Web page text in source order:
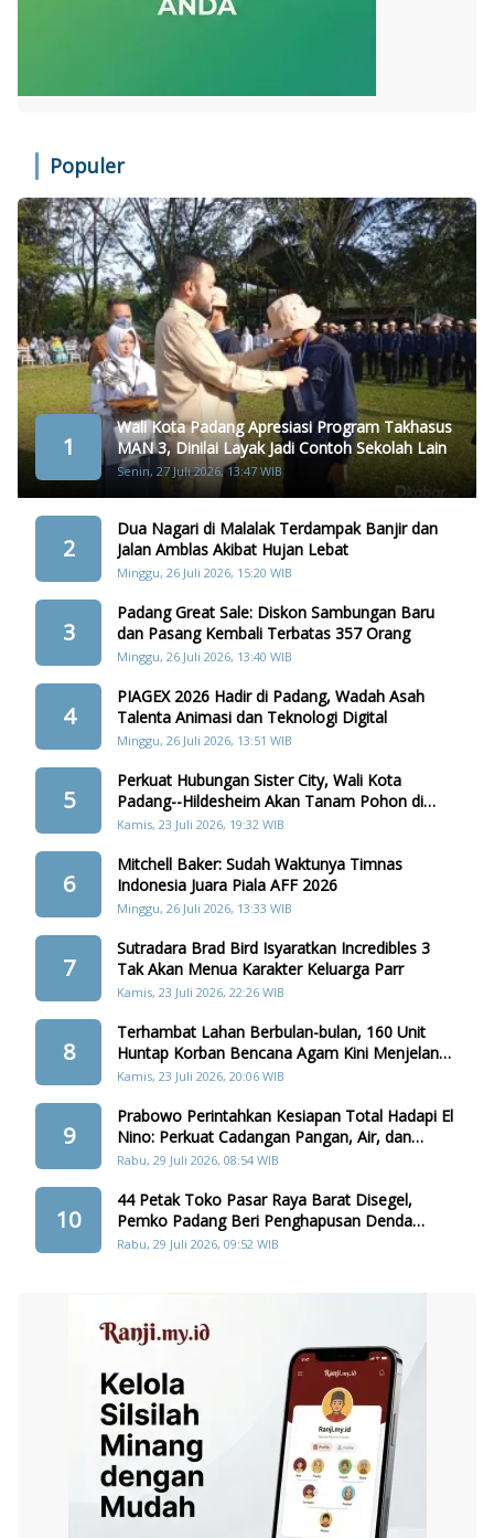
Populer
1
Wali Kota Padang Apresiasi Program Takhasus
MAN 3, Dinilai Layak Jadi Contoh Sekolah Lain
Senin, 27 Juli 2026, 13:47 WIB
2
Dua Nagari di Malalak Terdampak Banjir dan
Jalan Amblas Akibat Hujan Lebat
Minggu, 26 Juli 2026, 15:20 WIB
3
Padang Great Sale: Diskon Sambungan Baru
dan Pasang Kembali Terbatas 357 Orang
Minggu, 26 Juli 2026, 13:40 WIB
4
PIAGEX 2026 Hadir di Padang, Wadah Asah
Talenta Animasi dan Teknologi Digital
Minggu, 26 Juli 2026, 13:51 WIB
5
Perkuat Hubungan Sister City, Wali Kota
Padang--Hildesheim Akan Tanam Pohon di
Batang Arau
Kamis, 23 Juli 2026, 19:32 WIB
6
Mitchell Baker: Sudah Waktunya Timnas
Indonesia Juara Piala AFF 2026
Minggu, 26 Juli 2026, 13:33 WIB
7
Sutradara Brad Bird Isyaratkan Incredibles 3
Tak Akan Menua Karakter Keluarga Parr
Kamis, 23 Juli 2026, 22:26 WIB
8
Terhambat Lahan Berbulan-bulan, 160 Unit
Huntap Korban Bencana Agam Kini Menjelang
Realisasi
Kamis, 23 Juli 2026, 20:06 WIB
9
Prabowo Perintahkan Kesiapan Total Hadapi El
Nino: Perkuat Cadangan Pangan, Air, dan
Teknologi
Rabu, 29 Juli 2026, 08:54 WIB
10
44 Petak Toko Pasar Raya Barat Disegel,
Pemko Padang Beri Penghapusan Denda
Retribusi
Rabu, 29 Juli 2026, 09:52 WIB